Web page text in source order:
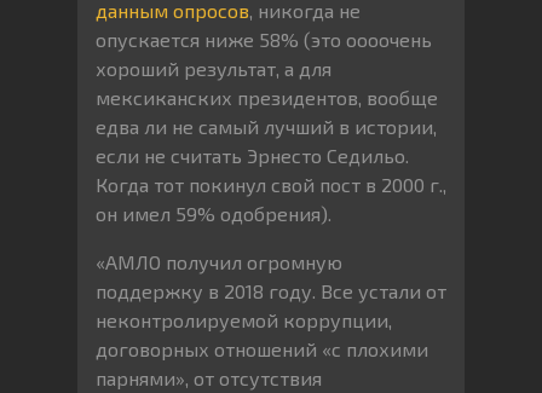
данным опросов , никогда не
опускается ниже 58% (это оооочень
хороший результат, а для
мексиканских президентов, вообще
едва ли не самый лучший в истории,
если не считать Эрнесто Седильо.
Когда тот покинул свой пост в 2000 г.,
он имел 59% одобрения).
«АМЛО получил огромную
поддержку в 2018 году. Все устали от
неконтролируемой коррупции,
договорных отношений «с плохими
парнями», от отсутствия